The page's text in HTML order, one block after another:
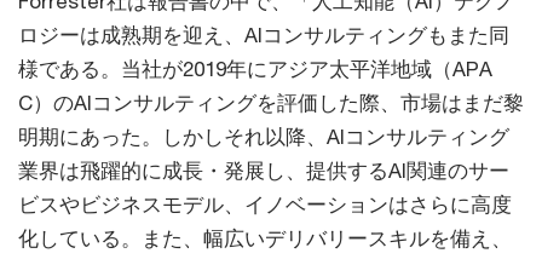
ロジーは成熟期を迎え、AIコンサルティングもまた同
様である。当社が2019年にアジア太平洋地域（APA
C）のAIコンサルティングを評価した際、市場はまだ黎
明期にあった。しかしそれ以降、AIコンサルティング
業界は飛躍的に成長・発展し、提供するAI関連のサー
ビスやビジネスモデル、イノベーションはさらに高度
化している。また、幅広いデリバリースキルを備え、